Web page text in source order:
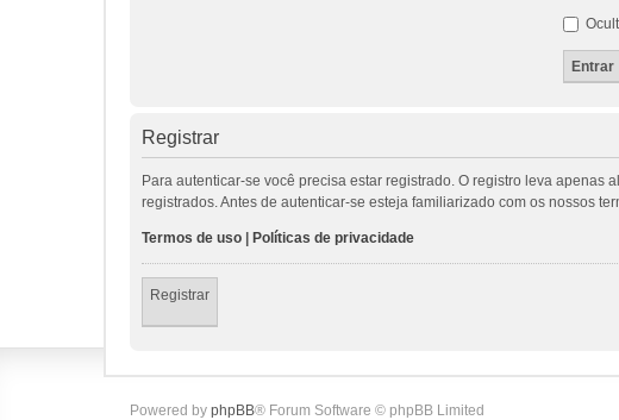
Registrar
Para autenticar-se você precisa estar registrado. O registro leva
registrados. Antes de autenticar-se esteja familiarizado com os nossos
Termos de uso Políticas de privacidade
Registrar
Powered by phpBB® Forum Software © phpBB Limited